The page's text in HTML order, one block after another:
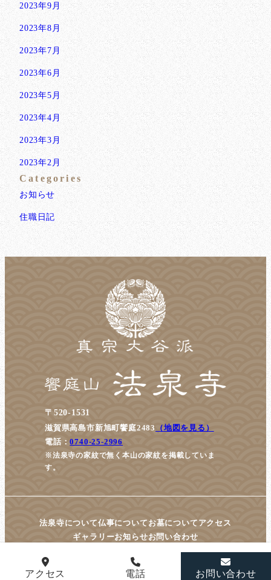
2023年9月
2023年8月
2023年7月
2023年6月
2023年5月
2023年4月
2023年3月
2023年2月
Categories
お知らせ
住職日記
〒520-1531
滋賀県高島市新旭町饗庭2483
（地図を見る）
電話：0740-25-2996
※法泉寺の家紋で無く本山の家紋を掲載していま
す。
法泉寺について仏事について お墓について アクセス
ギャラリーお知らせお問い合わせ
アクセス 電話 お問い合わせ